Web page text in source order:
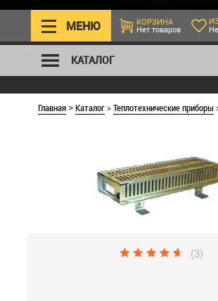
МЕНЮ
КОРЗИНА
Нет товаров
КАТАЛОГ
Главная >Каталог>Теплотехнические приборы
(3)